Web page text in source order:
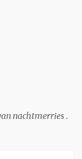
nachtmerries .